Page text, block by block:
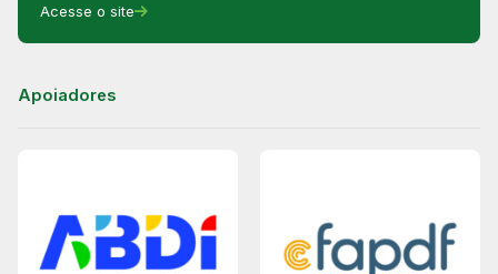
Acesse o site
Apoiadores